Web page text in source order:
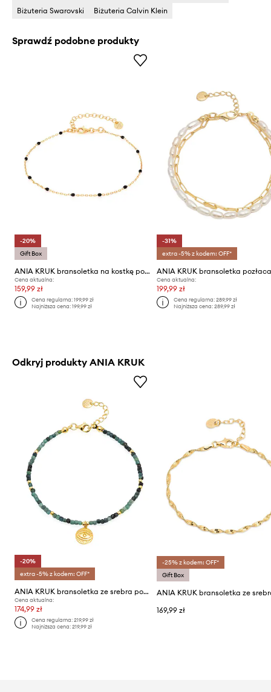
Biżuteria Swarovski
Biżuteria Calvin Klein
Sprawdź podobne produkty
-20%
Gift Box
ANIA KRUK bransoletka na kostkę pozłacana OVAL
Cena aktualna:
159,99 zł
Cena regularna:199,99 zł
Najniższa cena:199,99 zł
-31%
extra -5% z kodem: OFF*
Cena aktualna:
199,99 zł
Cena regularna: 289,99 zł
Najniższa cena: 289,99 zł
Odkryj produkty ANIA KRUK
-20%
extra -5% z kodem: OFF*
ANIA KRUK bransoletka ze srebra pokrytego złotem SUMMER
Cena aktualna:
174,99 zł
Cena regularna:219,99 zł
Najniższa cena:219,99 zł
-25% z kodem: OFF*
Gift Box
169,99 zł